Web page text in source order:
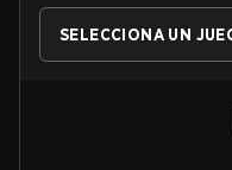
SELECCIONA UN